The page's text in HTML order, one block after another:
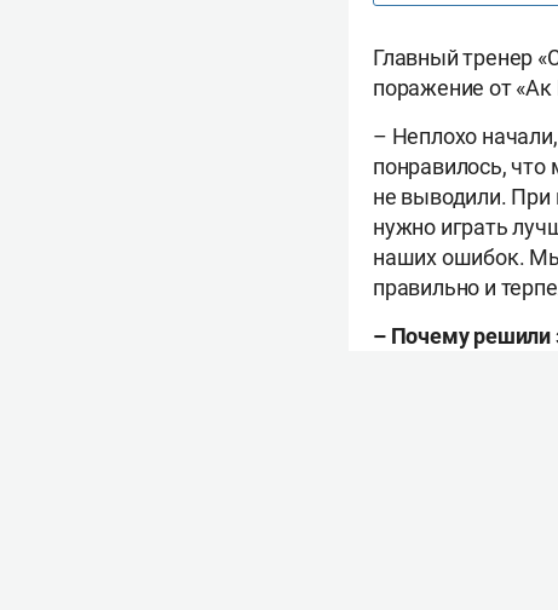
Главный тренер
поражение от «Ак
– Неплохо
понравилось,
не выводили. При
нужно играть
наших ошибок. Мы
правильно и
– Почему решили